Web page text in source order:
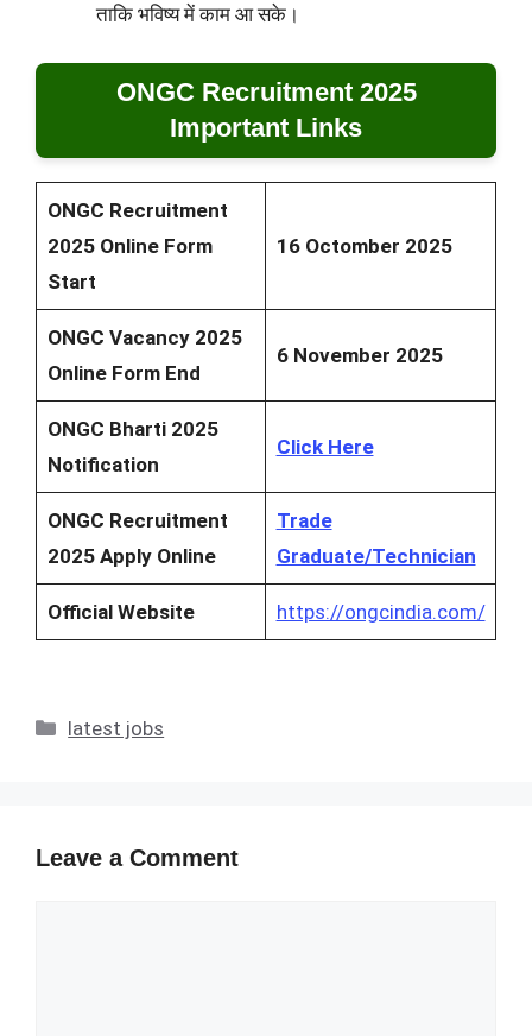
ताकि भविष्य में काम आ सके।
ONGC Recruitment 2025
Important Links
ONGC Recruitment
2025 Online Form
Start
16 Octomber 2025
ONGC Vacancy 2025
Online Form End
6 November 2025
ONGC Bharti 2025
Notification
Click Here
ONGC Recruitment
2025 Apply Online
Trade
Graduate/Technician
Official Website https://ongcindia.com/
Categories
latest jobs
Leave a Comment